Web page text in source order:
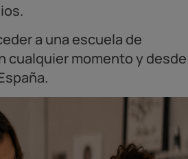
a una escuela de
cualquier momento y desde